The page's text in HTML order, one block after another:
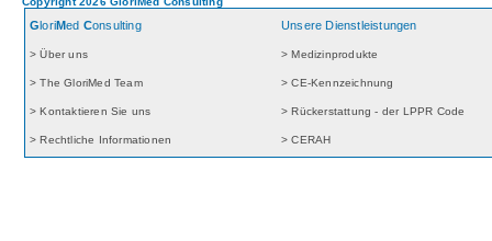
GloriMed Consulting Unsere Dienstleistungen
> Über uns > Medizinprodukte
> The GloriMed Team > CE-Kennzeichnung
> Kontaktieren Sie uns > Rückerstattung - der LPPR Code
> Rechtliche Informationen > CERAH